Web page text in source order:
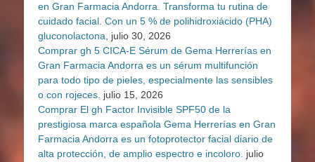
en Gran Farmacia Andorra. Transforma tu rutina de
cuidado facial. Con un 5 % de polihidroxiácido (PHA)
gluconolactona,
julio 30, 2026
Comprar gh 5 CICA-E Sérum de Gema Herrerías en
Gran Farmacia Andorra es un sérum multifunción
para todo tipo de pieles, especialmente las sensibles
o con rojeces. julio 15, 2026
Comprar El gh Factor Invisible SPF50 de la
prestigiosa marca española Gema Herrerías en Gran
Farmacia Andorra es un fotoprotector facial diario de
alta protección, de amplio espectro e incoloro. julio